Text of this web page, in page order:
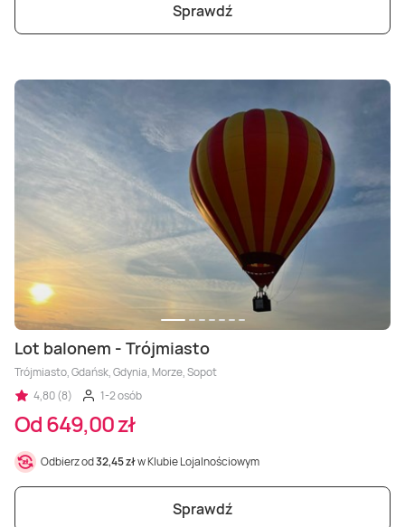
Sprawdź
Lot balonem - Trójmiasto
Trójmiasto, Gdańsk, Gdynia, Morze, Sopot
4,80 (8)
1-2 osób
Od 649,00 zł
Odbierz od32,45 złw Klubie Lojalnościowym
Sprawdź